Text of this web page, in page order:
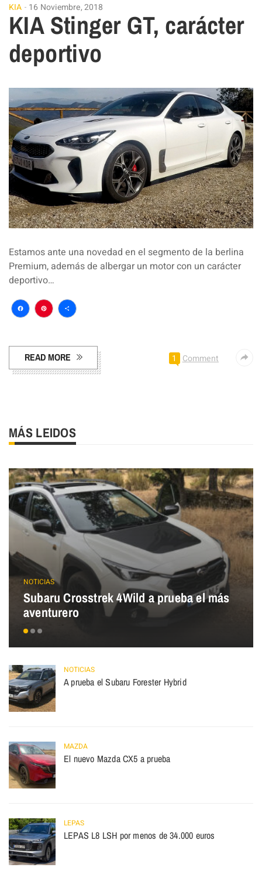
KIA 16 Noviembre, 2018
KIA Stinger GT, carácter
deportivo
Estamos ante una novedad en el segmento de la berlina
Premium, además de albergar un motor con un carácter
deportivo…
Facebook
Pinterest
Compartir
READ MORE 1 Comment
MÁS LEIDOS
NOTICIAS
Subaru Crosstrek 4Wild a prueba el más
aventurero
NOTICIAS
A prueba el Subaru Forester Hybrid
MAZDA
El nuevo Mazda CX5 a prueba
LEPAS
LEPAS L8 LSH por menos de 34.000 euros